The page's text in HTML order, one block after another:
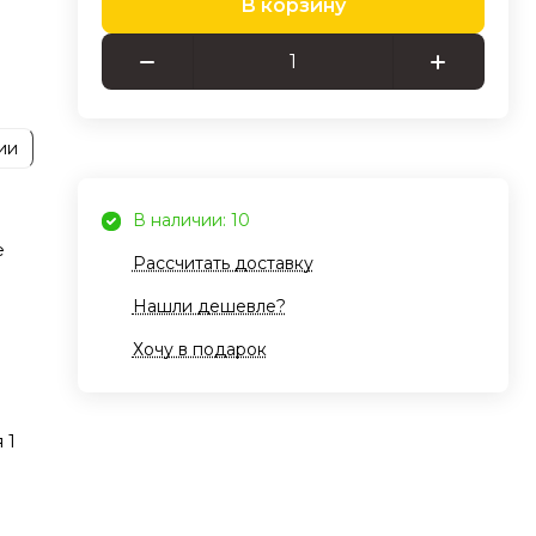
В корзину
В наличии: 10
Рассчитать доставку
Нашли дешевле?
Хочу в подарок